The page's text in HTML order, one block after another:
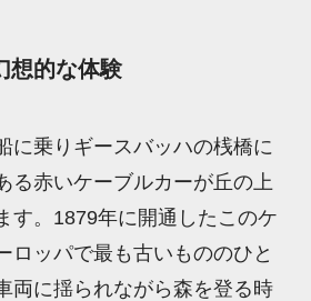
想的な体験
に乗りギースバッハの桟橋に
る赤いケーブルカーが丘の上
す。1879年に開通したこのケ
ロッパで最も古いもののひと
両に揺られながら森を登る時